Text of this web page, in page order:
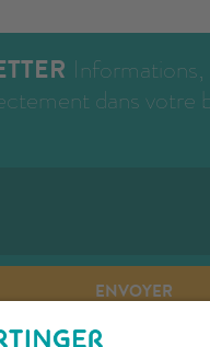
dans votre
ENVOYER